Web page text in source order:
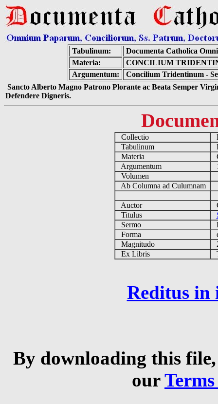
Tabulinum:
Documenta Catholica
Materia:
CONCILIUM
Argumentum:
Concilium Tridentinum -
Sancto Alberto Magno Patrono Plorante ac Beata Semper
Defendere Digneris.
Collectio
Tabulinum
Materia
Argumentum
Volumen
Ab Columna ad Culumnam
Auctor
Titulus
Sermo
Forma
Magnitudo
Ex Libris
Reditus in
By downloading this
our